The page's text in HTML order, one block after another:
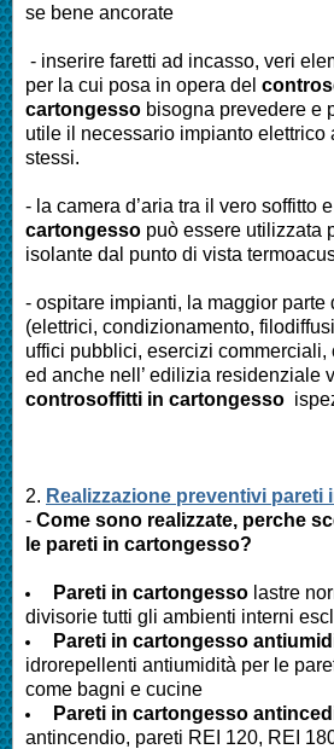
se bene ancorate
- inserire faretti ad incasso, veri
per la cui posa in opera del
cartongesso bisogna prevedere e
utile il necessario impianto elettrico
stessi.
- la camera d’aria tra il vero soffitto e
cartongesso può essere utilizzata
isolante dal punto di vista
- ospitare impianti, la maggior parte
(elettrici, condizionamento,
uffici pubblici, esercizi
ed anche nell’ edilizia residenziale
controsoffitti in cartongesso
2. Realizzazione preventivi pareti
- Come sono realizzate, perche
le pareti in cartongesso?
Pareti in cartongesso lastre
divisorie tutti gli ambienti interni
Pareti in cartongesso
idrorepellenti antiumidità per le
come bagni e cucine
Pareti in cartongesso
antincendio, pareti REI 120, REI